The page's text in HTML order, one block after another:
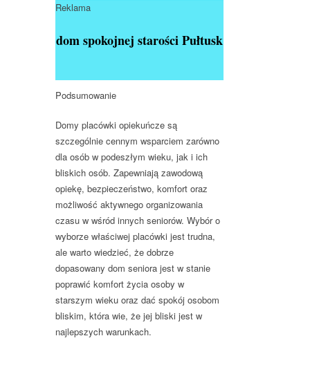
Reklama
dom spokojnej starości Pułtusk
Podsumowanie
Domy placówki opiekuńcze są
szczególnie cennym wsparciem zarówno
dla osób w podeszłym wieku, jak i ich
bliskich osób. Zapewniają zawodową
opiekę, bezpieczeństwo, komfort oraz
możliwość aktywnego organizowania
czasu w wśród innych seniorów. Wybór o
wyborze właściwej placówki jest trudna,
ale warto wiedzieć, że dobrze
dopasowany dom seniora jest w stanie
poprawić komfort życia osoby w
starszym wieku oraz dać spokój osobom
bliskim, która wie, że jej bliski jest w
najlepszych warunkach.